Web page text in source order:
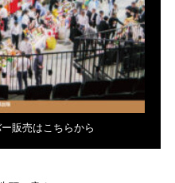
販売はこちらから